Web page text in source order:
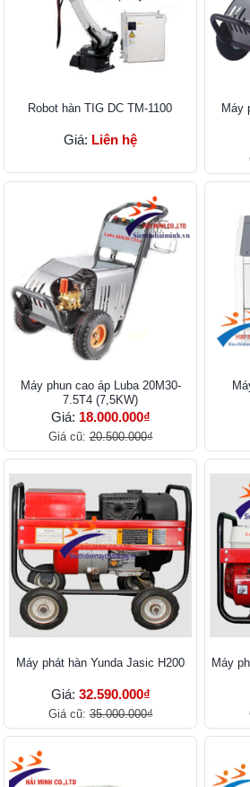
Robot hàn TIG DC TM-1100
Giá: Liên hệ
Máy
Máy phun cao áp Luba 20M30-
7.5T4 (7,5KW)
Giá: 18.000.000₫
Giá cũ:20.500.000₫
Máy phát hàn Yunda Jasic H200
Giá: 32.590.000₫
Giá cũ:35.000.000₫
Máy